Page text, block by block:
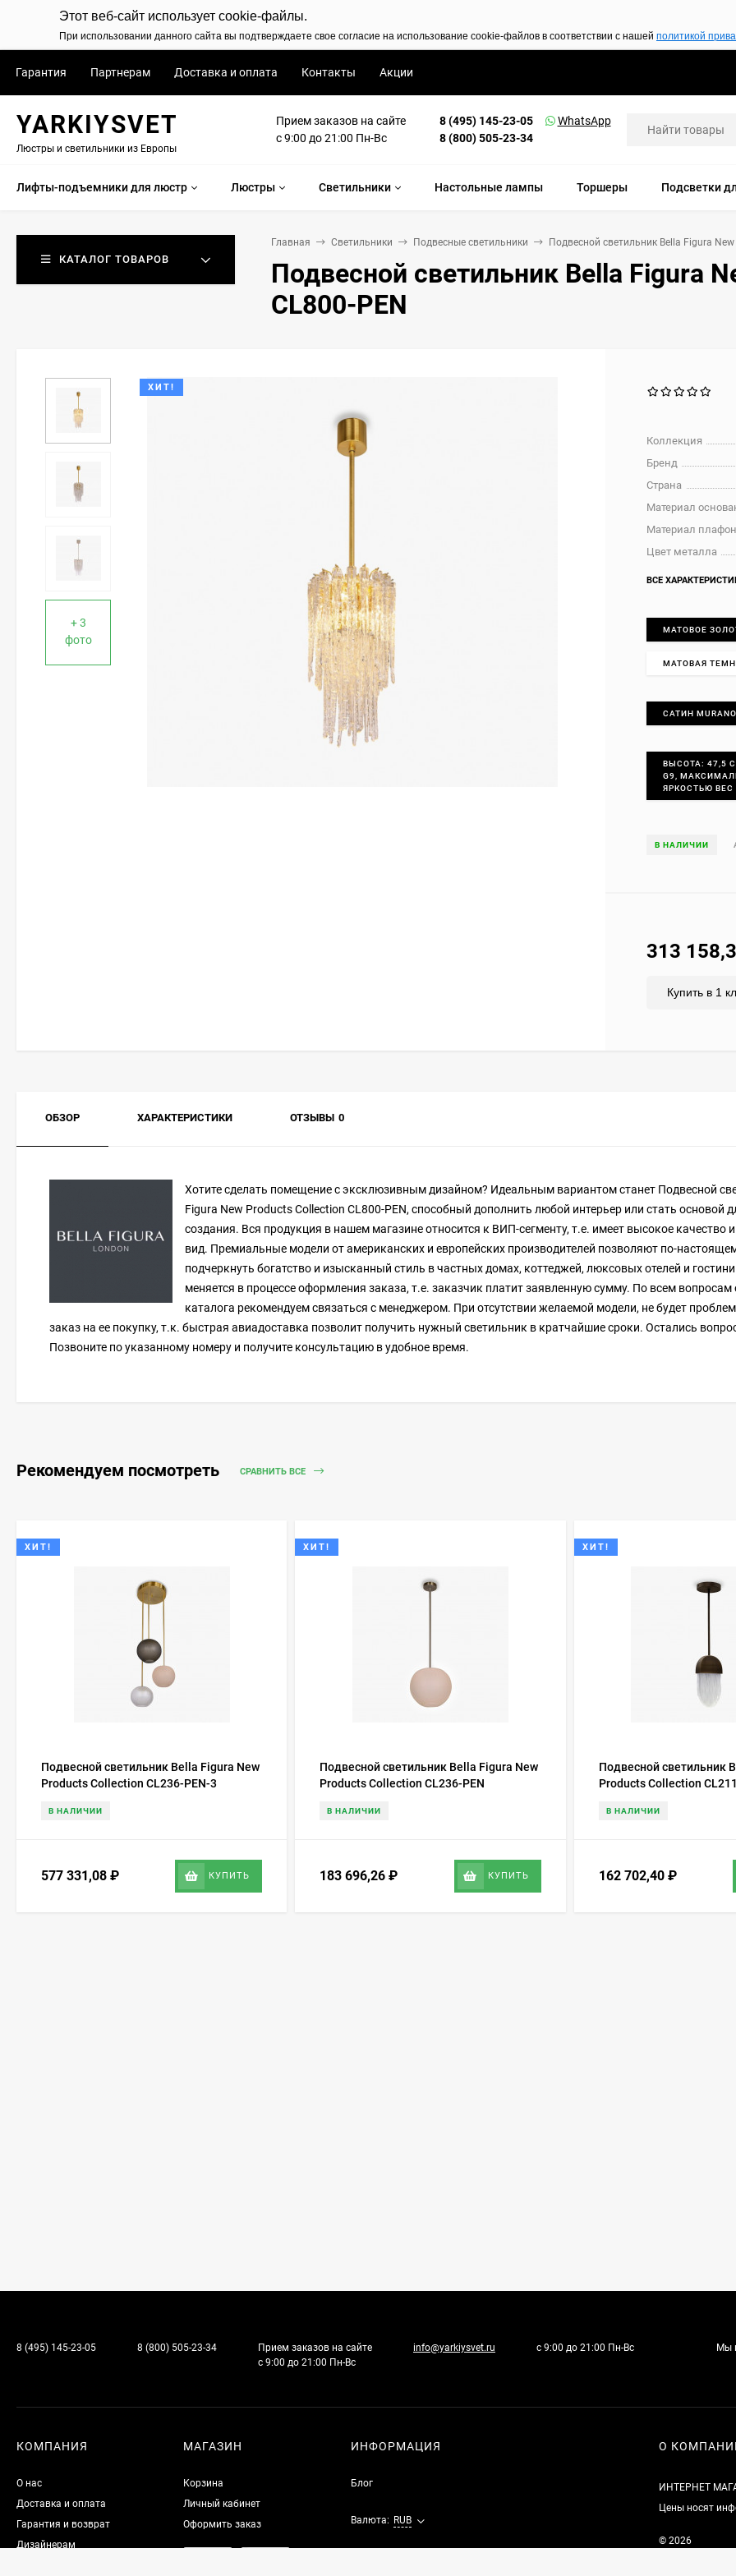
Этот веб-сайт использует cookie-файлы.
При использовании данного сайта вы подтверждаете свое согласие на использование cookie-файлов в соответствии с нашей политикой
Гарантия Партнерам Доставка и оплата Контакты Акции
YARKIYSVET
Люстры и светильники из Европы
Прием заказов на сайте
с 9:00 до 21:00 Пн-Вс
8 (495) 145-23-05
8 (800) 505-23-34
WhatsApp
Лифты-подъемники для люстр Люстры Светильники Настольные лампы Торшеры Подсветки
КАТАЛОГ ТОВАРОВ
Главная Светильники Подвесные светильники Подвесной светильник Bella Figura
Подвесной светильник Bella Figura
CL800-PEN
+ 3
фото
ХИТ!
Коллекция
Бренд
Страна
Материал
Материал
Цвет металла
ВСЕ
МАТОВОЕ
МАТОВАЯ
САТИН MURANO
ВЫСОТА: 47,5
G9,
ЯРКОСТЬЮ ВЕС
В НАЛИЧИИ
313
Купить в 1
ОБЗОР ХАРАКТЕРИСТИКИ ОТЗЫВЫ 0
Хотите сделать помещение с эксклюзивным дизайном? Идеальным вариантом станет Подвесной
Figura New Products Collection CL800-PEN, способный дополнить любой интерьер или стать основой
создания. Вся продукция в нашем магазине относится к ВИП-сегменту, т.е. имеет высокое качество
вид. Премиальные модели от американских и европейских производителей позволяют по-
подчеркнуть богатство и изысканный стиль в частных домах, коттеджей, люксовых отелей и
меняется в процессе оформления заказа, т.е. заказчик платит заявленную сумму. По всем вопросам
каталога рекомендуем связаться с менеджером. При отсутствии желаемой модели, не будет
заказ на ее покупку, т.к. быстрая авиадоставка позволит получить нужный светильник в кратчайшие сроки. Остались
Позвоните по указанному номеру и получите консультацию в удобное время.
Рекомендуем посмотреть СРАВНИТЬ ВСЕ
ХИТ!
Подвесной светильник Bella Figura New
Products Collection CL236-PEN-3
В НАЛИЧИИ
577 331,08 ₽ КУПИТЬ
ХИТ!
Подвесной светильник Bella Figura New
Products Collection CL236-PEN
В НАЛИЧИИ
183 696,26₽ КУПИТЬ
ХИТ!
Подвесной светильник
Products Collection
В НАЛИЧИИ
162 702,40 ₽
8 (495) 145-23-05 8 (800) 505-23-34
Прием заказов на сайте
с 9:00 до 21:00 Пн-Вс
info@yarkiysvet.ru с 9:00 до 21:00 Пн-Вс Мы
КОМПАНИЯ
О нас
Доставка и оплата
Гарантия и возврат
Дизайнерам
МАГАЗИН
Корзина
Личный кабинет
Оформить заказ
ИНФОРМАЦИЯ
Блог
Валюта: RUB
О
ИНТЕРНЕТ
Цены носят
© 2026